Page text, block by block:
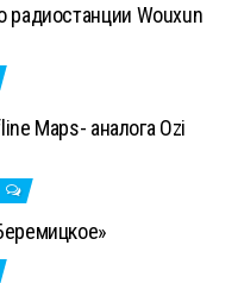
радиостанции Wouxun
Maps- аналога Ozi